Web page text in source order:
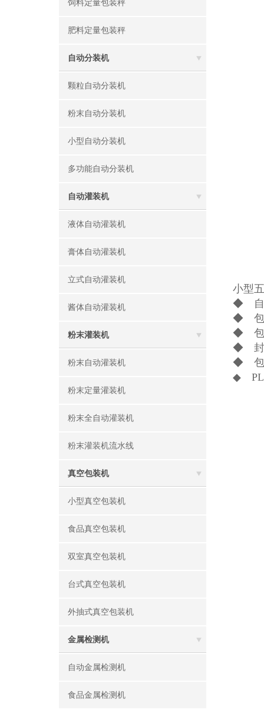
饲料定量包装秤
肥料定量包装秤
自动分装机
颗粒自动分装机
粉末自动分装机
小型自动分装机
多功能自动分装机
自动灌装机
液体自动灌装机
膏体自动灌装机
立式自动灌装机
酱体自动灌装机
粉末灌装机
粉末自动灌装机
粉末定量灌装机
粉末全自动灌装机
粉末灌装机流水线
真空包装机
小型真空包装机
食品真空包装机
双室真空包装机
台式真空包装机
外抽式真空包装机
金属检测机
自动金属检测机
食品金属检测机
小型
◆ 自
◆ 包
◆ 包
◆ 封
◆ 包
◆